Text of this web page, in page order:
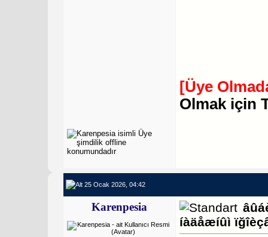
[Üye
Olmak için
25 Ocak 2026, 04:42
Karenpesia
íàäåæíûì